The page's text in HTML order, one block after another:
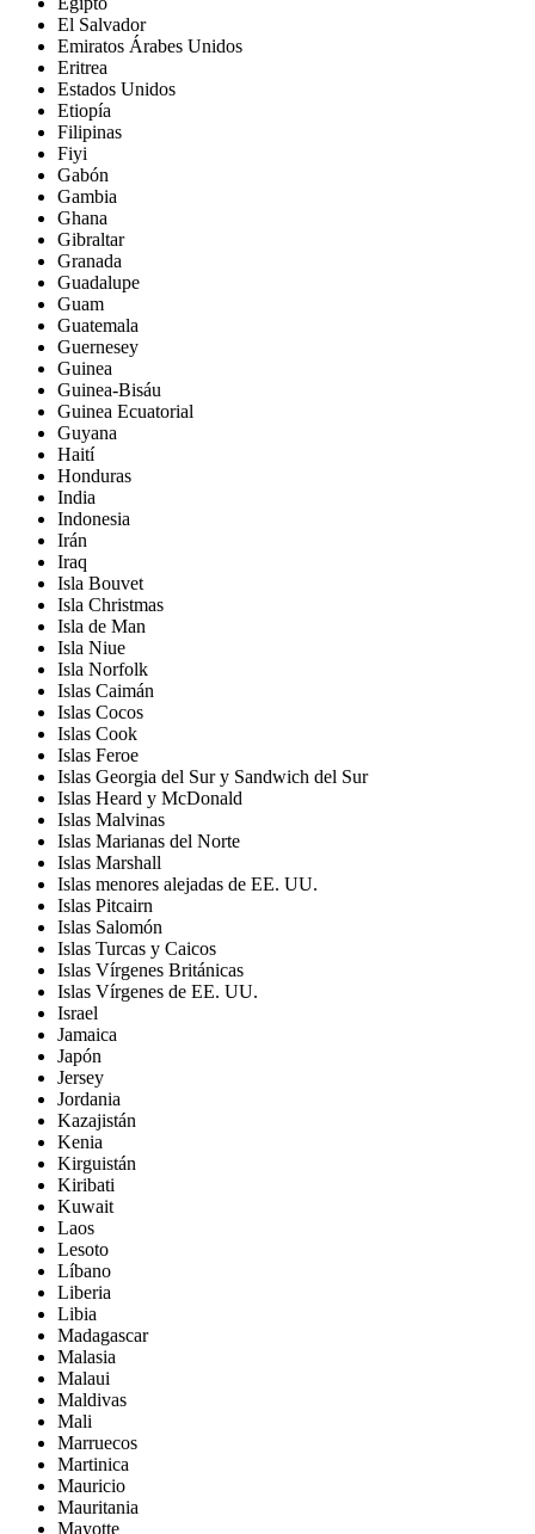
El Salvador
Emiratos Árabes Unidos
Eritrea
Estados Unidos
Etiopía
Filipinas
Fiyi
Gabón
Gambia
Ghana
Gibraltar
Granada
Guadalupe
Guam
Guatemala
Guernesey
Guinea
Guinea-Bisáu
Guinea Ecuatorial
Guyana
Haití
Honduras
India
Indonesia
Irán
Iraq
Isla Bouvet
Isla Christmas
Isla de Man
Isla Niue
Isla Norfolk
Islas Caimán
Islas Cocos
Islas Cook
Islas Feroe
Islas Georgia del Sur y Sandwich del Sur
Islas Heard y McDonald
Islas Malvinas
Islas Marianas del Norte
Islas Marshall
Islas menores alejadas de EE. UU.
Islas Pitcairn
Islas Salomón
Islas Turcas y Caicos
Islas Vírgenes Británicas
Islas Vírgenes de EE. UU.
Israel
Jamaica
Japón
Jersey
Jordania
Kazajistán
Kenia
Kirguistán
Kiribati
Kuwait
Laos
Lesoto
Líbano
Liberia
Libia
Madagascar
Malasia
Malaui
Maldivas
Mali
Marruecos
Martinica
Mauricio
Mauritania
Mayotte